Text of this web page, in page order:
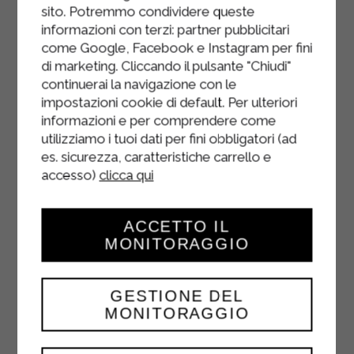
sito. Potremmo condividere queste
informazioni con terzi: partner pubblicitari
come Google, Facebook e Instagram per fini
di marketing. Cliccando il pulsante "Chiudi"
continuerai la navigazione con le
impostazioni cookie di default. Per ulteriori
informazioni e per comprendere come
utilizziamo i tuoi dati per fini obbligatori (ad
es. sicurezza, caratteristiche carrello e
accesso) clicca qui
GESTIONE DEL
MONITORAGGIO
ACCETTO IL
MONITORAGGIO